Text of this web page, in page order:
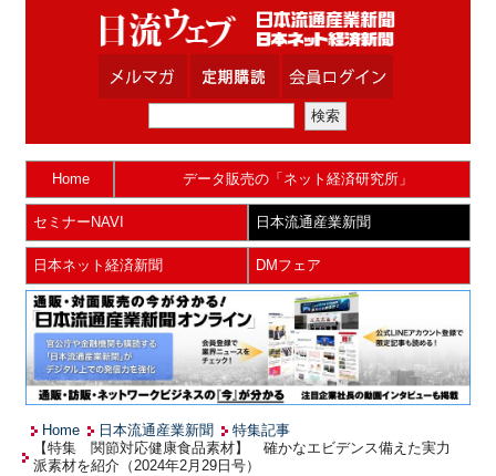
Home データ販売の「ネット経済研究所」
セミナーNAVI 日本流通産業新聞
日本ネット経済新聞 DMフェア
Home 日本流通産業新聞
特集記事
【特集 関節対応健康食品素材】 確かなエビデンス備えた実力
派素材を紹介（2024年2月29日号）